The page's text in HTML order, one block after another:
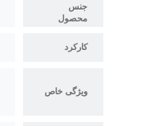
جنس
محصول
کارکرد
ویژگی خاص